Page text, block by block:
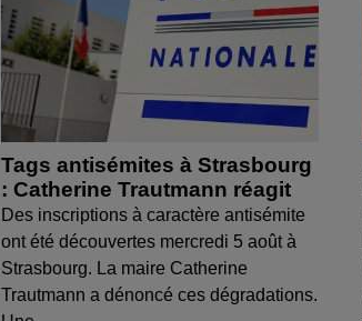
Tags antisémites à Strasbourg
: Catherine Trautmann réagit
Des inscriptions à caractère antisémite
ont été découvertes mercredi 5 août à
Strasbourg. La maire Catherine
Trautmann a dénoncé ces dégradations.